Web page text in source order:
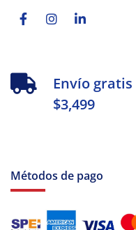
f
Envío
$3,499
Métodos de pago